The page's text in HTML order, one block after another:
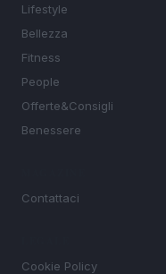
Lifestyle
Bellezza
Fitness
People
Offerte&Consigli
Benessere
Contattaci
Cookie Policy